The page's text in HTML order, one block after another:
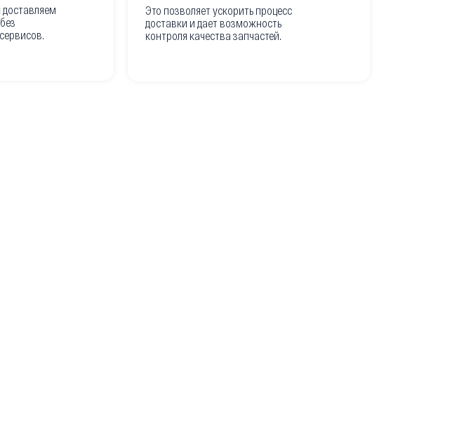
Это позволяет ускорить процесс
доставки и дает возможность
контроля качества запчастей.